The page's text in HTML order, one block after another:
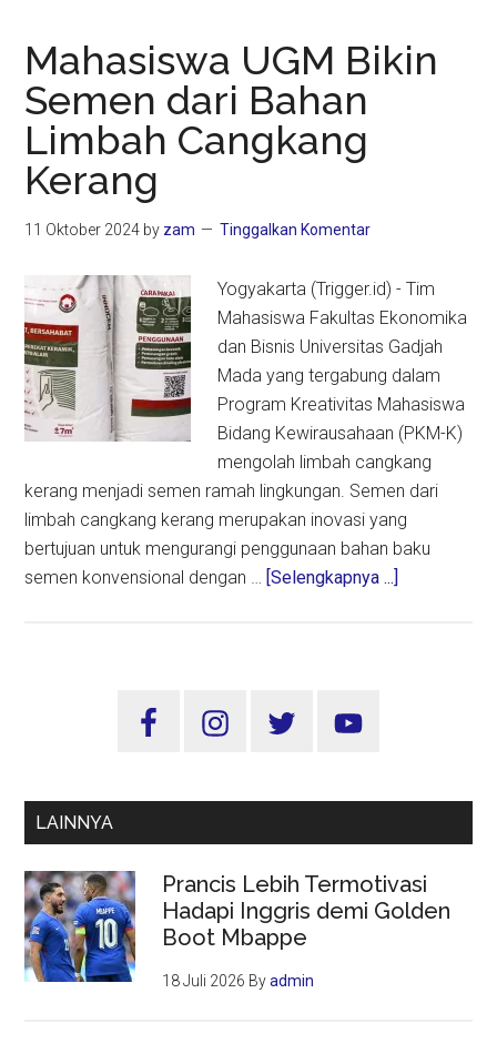
Mahasiswa UGM Bikin
Semen dari Bahan
Limbah Cangkang
Kerang
11 Oktober 2024 by zam Tinggalkan Komentar
Yogyakarta (Trigger.id) - Tim
Mahasiswa Fakultas Ekonomika
dan Bisnis Universitas Gadjah
Mada yang tergabung dalam
Program Kreativitas Mahasiswa
Bidang Kewirausahaan (PKM-K)
mengolah limbah cangkang
kerang menjadi semen ramah lingkungan. Semen dari
limbah cangkang kerang merupakan inovasi yang
bertujuan untuk mengurangi penggunaan bahan baku
semen konvensional dengan … [Selengkapnya ...]
Cangkang
Sidebar
LAINNYA
Prancis Lebih Termotivasi
Hadapi Inggris demi Golden
Boot Mbappe
18 Juli 2026 Byadmin